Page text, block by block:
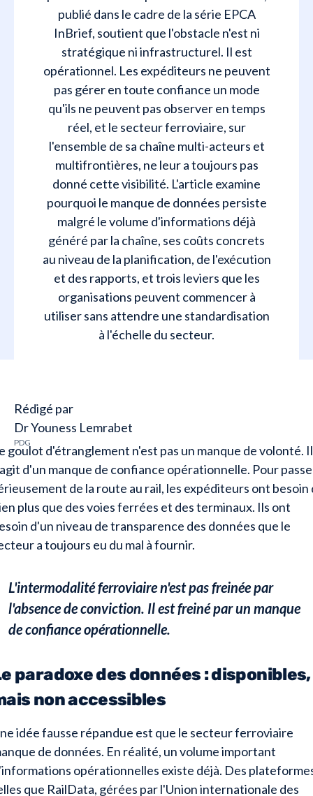
publié dans le cadre de la série EPCA
InBrief, soutient que l'obstacle n'est ni
stratégique ni infrastructurel. Il est
opérationnel. Les expéditeurs ne peuvent
pas gérer en toute confiance un mode
qu'ils ne peuvent pas observer en temps
réel, et le secteur ferroviaire, sur
l'ensemble de sa chaîne multi-acteurs et
multifrontières, ne leur a toujours pas
donné cette visibilité. L'article examine
pourquoi le manque de données persiste
malgré le volume d'informations déjà
généré par la chaîne, ses coûts concrets
au niveau de la planification, de l'exécution
et des rapports, et trois leviers que les
organisations peuvent commencer à
utiliser sans attendre une standardisation
à l'échelle du secteur.
goulot d'étranglement n'est pas un manque de volonté. Il
d'un manque de confiance opérationnelle. Pour
de la route au rail, les expéditeurs ont besoin
plus que des voies ferrées et des terminaux. Ils ont
d'un niveau de transparence des données que le
a toujours eu du mal à fournir.
L'intermodalité ferroviaire n'est pas freinée par
l'absence de conviction. Il est freiné par un manque
de confiance opérationnelle.
paradoxe des données : disponibles,
non accessibles
idée fausse répandue est que le secteur ferroviaire
de données. En réalité, un volume important
opérationnelles existe déjà. Des
que RailData, gérées par l'Union internationale des
Rédigé par
Dr Youness Lemrabet
PDG